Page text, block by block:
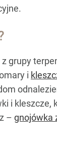
grupy
i
i
– gnojówka